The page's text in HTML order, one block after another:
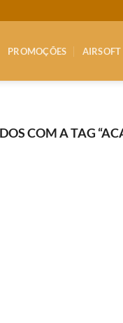
PROMOÇÕES AIRSOFT
COM A TAG